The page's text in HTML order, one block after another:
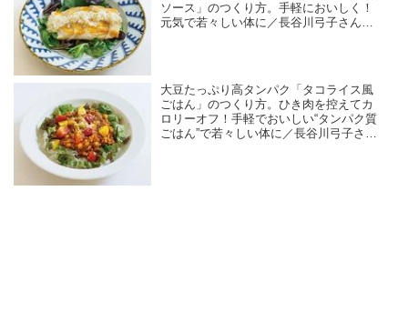
ソース」のつくり方。手軽においしく！
元気で若々しい体に／長谷川弓子さん
大豆たっぷり高タンパク「タコライス風
ごはん」のつくり方。ひき肉を控えてカ
ロリーオフ！手軽でおいしい“タンパク質
ごはん”で若々しい体に／長谷川弓子さん